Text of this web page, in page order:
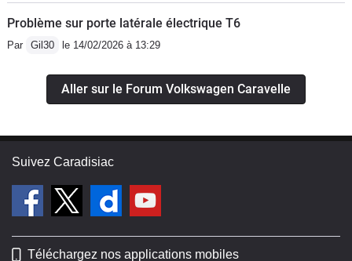
Problème sur porte latérale électrique T6
Par Gil30 le 14/02/2026 à 13:29
Aller sur le Forum Volkswagen Caravelle
Suivez Caradisiac
Téléchargez nos applications mobiles